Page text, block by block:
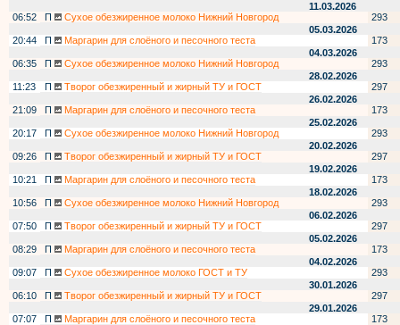
11.03.2026
06:52
П Сухое обезжиренное молоко Нижний Новгород
293
05.03.2026
20:44
П Маргарин для слоёного и песочного теста
173
04.03.2026
06:35
П Сухое обезжиренное молоко Нижний Новгород
293
28.02.2026
11:23
П Творог обезжиренный и жирный ТУ и ГОСТ
297
26.02.2026
21:09
П Маргарин для слоёного и песочного теста
173
25.02.2026
20:17
П Сухое обезжиренное молоко Нижний Новгород
293
20.02.2026
09:26
П Творог обезжиренный и жирный ТУ и ГОСТ
297
19.02.2026
10:21
П Маргарин для слоёного и песочного теста
173
18.02.2026
10:56
П Сухое обезжиренное молоко Нижний Новгород
293
06.02.2026
07:50
П Творог обезжиренный и жирный ТУ и ГОСТ
297
05.02.2026
08:29
П Маргарин для слоёного и песочного теста
173
04.02.2026
09:07
П Сухое обезжиренное молоко ГОСТ и ТУ
293
30.01.2026
06:10
П Творог обезжиренный и жирный ТУ и ГОСТ
297
29.01.2026
07:07
П Маргарин для слоёного и песочного теста
173